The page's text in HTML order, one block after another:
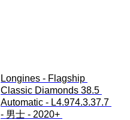
Longines - Flagship
Classic Diamonds 38.5
Automatic - L4.974.3.37.7
- 男士 - 2020+